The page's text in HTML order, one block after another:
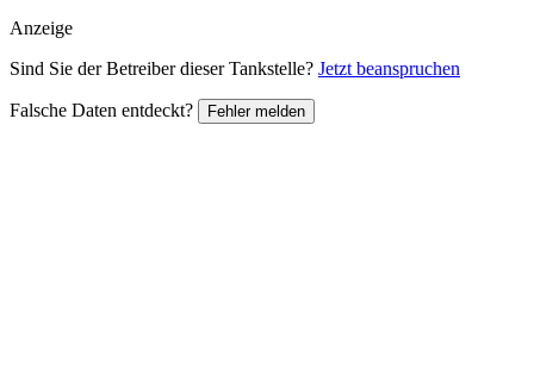
Anzeige
Sind Sie der Betreiber dieser Tankstelle? Jetzt beanspruchen
Falsche Daten entdeckt? Fehler melden